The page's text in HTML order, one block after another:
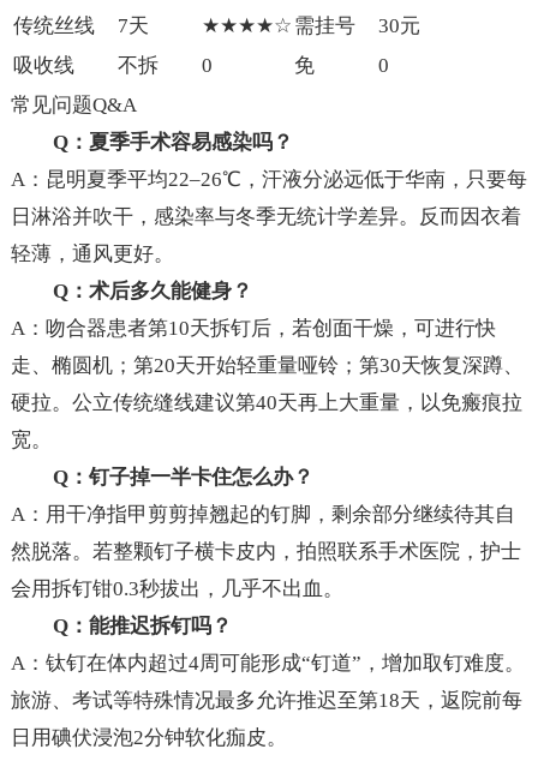
传统丝线
7天 ★★★★☆ 需挂号
30元
吸收线
不拆 0 免
0
常见问题Q&A
Q：夏季手术容易感染吗？
A：昆明夏季平均22–26℃，汗液分泌远低于华南，只要每
日淋浴并吹干，感染率与冬季无统计学差异。反而因衣着
轻薄，通风更好。
Q：术后多久能健身？
A：吻合器患者第10天拆钉后，若创面干燥，可进行快
走、椭圆机；第20天开始轻重量哑铃；第30天恢复深蹲、
硬拉。公立传统缝线建议第40天再上大重量，以免瘢痕拉
宽。
Q：钉子掉一半卡住怎么办？
A：用干净指甲剪剪掉翘起的钉脚，剩余部分继续待其自
然脱落。若整颗钉子横卡皮内，拍照联系手术医院，护士
会用拆钉钳0.3秒拔出，几乎不出血。
Q：能推迟拆钉吗？
A：钛钉在体内超过4周可能形成“钉道”，增加取钉难度。
旅游、考试等特殊情况最多允许推迟至第18天，返院前每
日用碘伏浸泡2分钟软化痂皮。